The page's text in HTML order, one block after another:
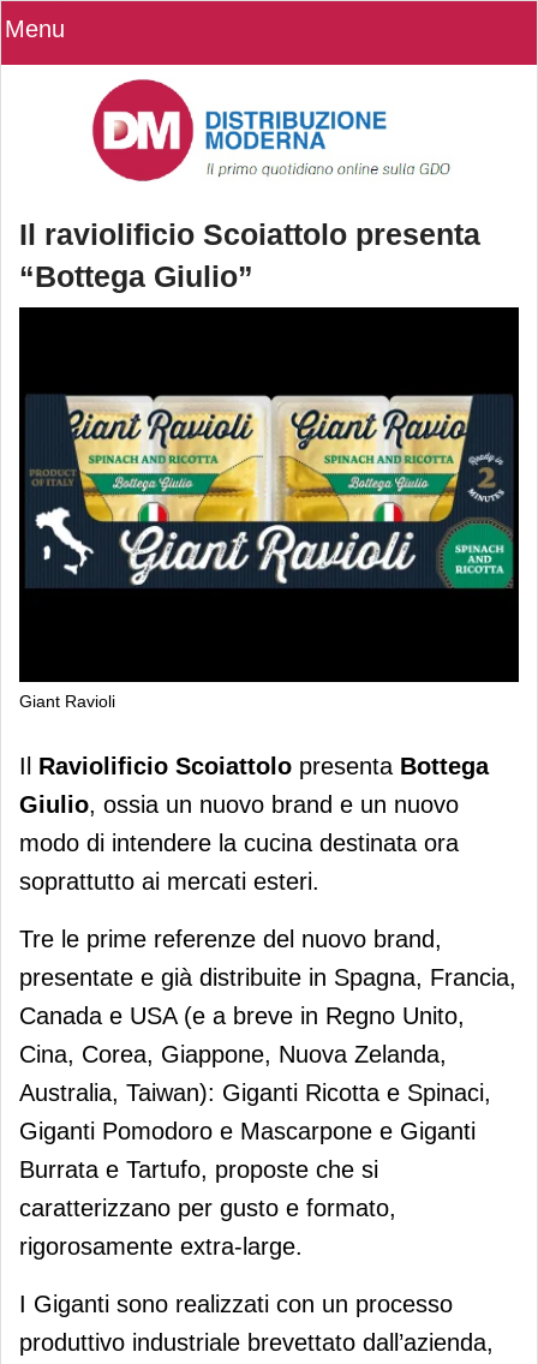
Menu
Il raviolificio Scoiattolo presenta
“Bottega Giulio”
Giant Ravioli
Il raviolificio Scoiattolo presenta
“Bottega Giulio”
Il Raviolificio Scoiattolo presenta Bottega
Giulio, ossia un nuovo brand e un nuovo
modo di intendere la cucina destinata ora
soprattutto ai mercati esteri.
Tre le prime referenze del nuovo brand,
presentate e già distribuite in Spagna, Francia,
Canada e USA (e a breve in Regno Unito,
Cina, Corea, Giappone, Nuova Zelanda,
Australia, Taiwan): Giganti Ricotta e Spinaci,
Giganti Pomodoro e Mascarpone e Giganti
Burrata e Tartufo, proposte che si
caratterizzano per gusto e formato,
rigorosamente extra-large.
I Giganti sono realizzati con un processo
produttivo industriale brevettato dall’azienda,